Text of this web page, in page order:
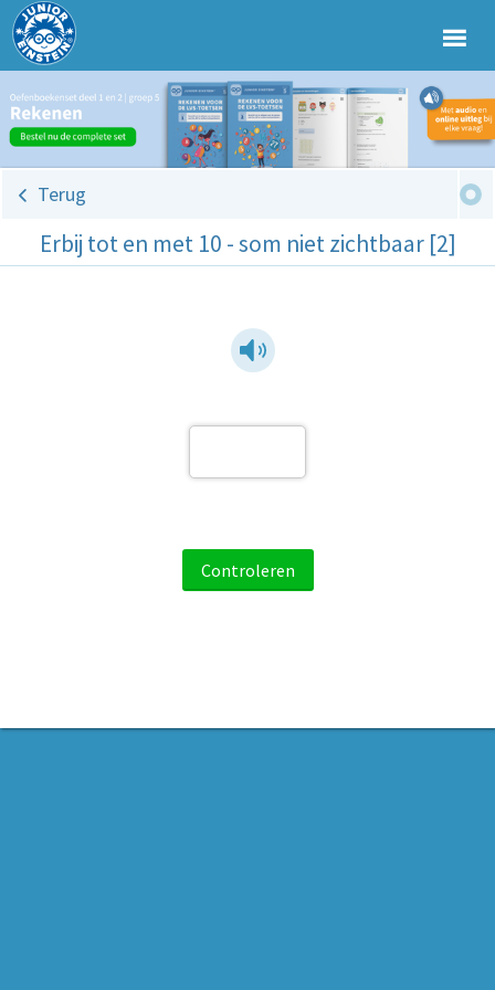
Terug
Erbij tot en met 10 - som niet zichtbaar [2]